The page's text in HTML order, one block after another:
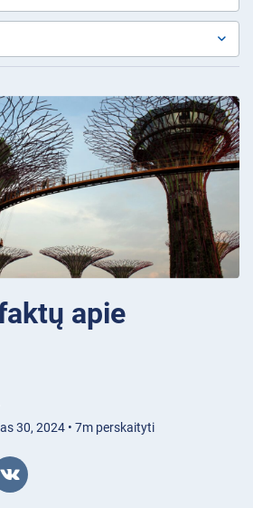
apie
30, 2024 • 7m perskaityti